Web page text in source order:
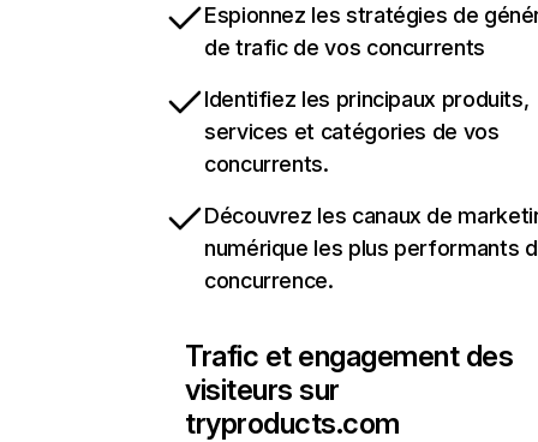
Espionnez les stratégies de
de trafic de vos concurrents
Identifiez les principaux produits,
services et catégories de vos
concurrents.
Découvrez les canaux de
numérique les plus performants
concurrence.
Trafic et engagement des
visiteurs sur
tryproducts.com